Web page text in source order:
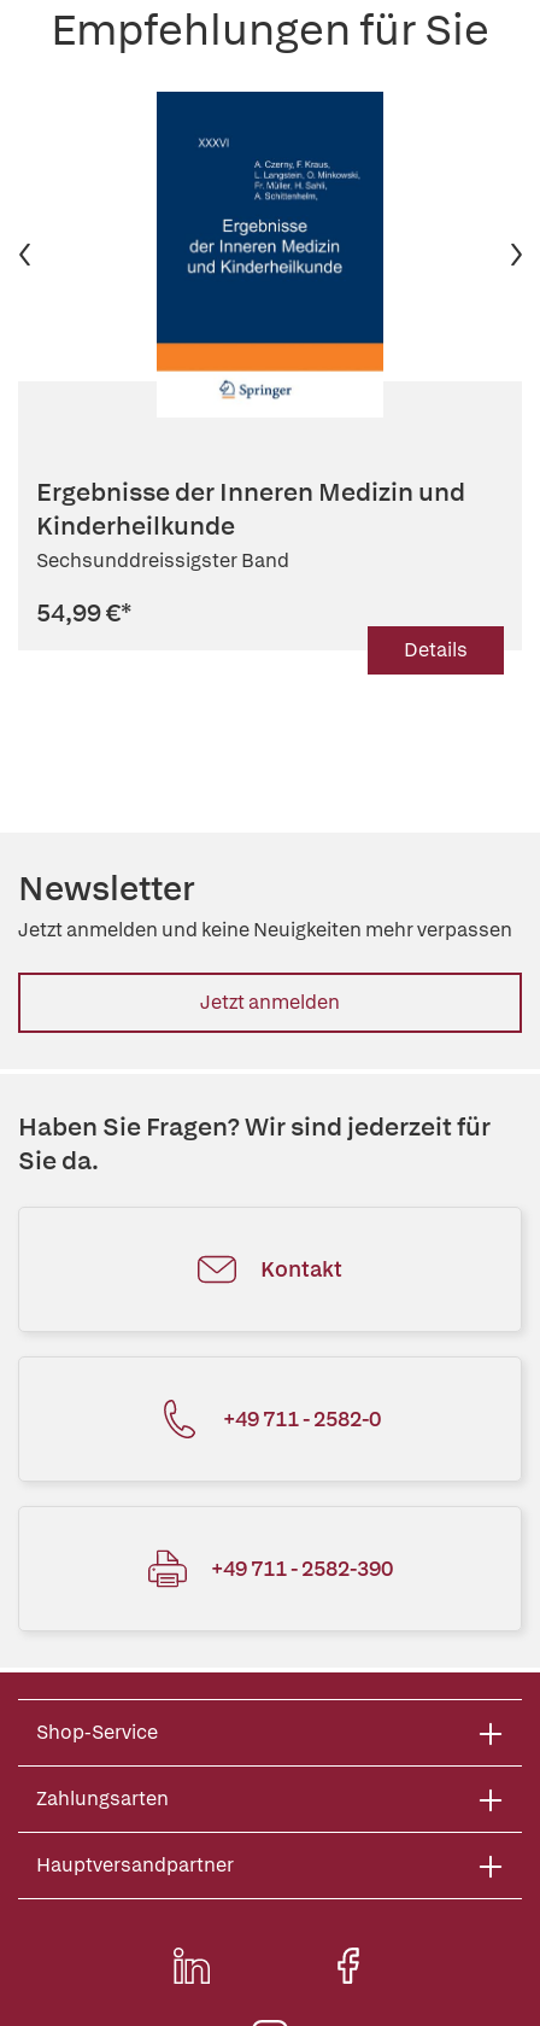
Empfehlungen für Sie
Ergebnisse der Inneren Medizin und
Kinderheilkunde
Sechsunddreissigster Band
54,99 €*
Details
Newsletter
Jetzt anmelden und keine Neuigkeiten mehr verpassen
Jetzt anmelden
Haben Sie Fragen? Wir sind jederzeit für
Sie da.
Kontakt
+49 711 - 2582-0
+49 711 - 2582-390
Shop-Service
Zahlungsarten
Hauptversandpartner